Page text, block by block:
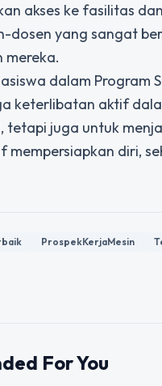
akses ke fasilitas
dosen yang sangat
mereka.
dalam Program
keterlibatan aktif
tetapi juga untuk
diri,
ProspekKerjaMesin
For You